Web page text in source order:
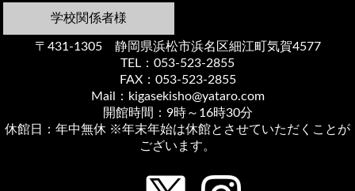
学校関係者様
〒431-1305 静岡県浜松市浜名区細江町気賀4577
TEL：053-523-2855
FAX：053-523-2855
Mail：kigasekisho@yataro.com
開館時間：9時～16時30分
休館日：年中無休 ※年末年始は休館とさせていただくことが
ございます。